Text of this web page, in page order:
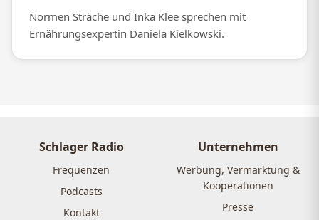
Normen Sträche und Inka Klee sprechen mit
Ernährungsexpertin Daniela Kielkowski.
Schlager Radio
Frequenzen
Podcasts
Kontakt
Unternehmen
Werbung, Vermarktung &
Kooperationen
Presse